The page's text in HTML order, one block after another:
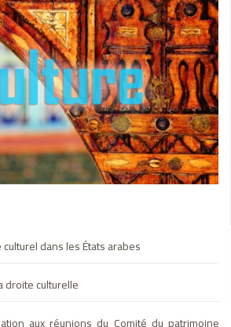
l’éducation et intégrer l’enseignement
des adultes
تحسين جودة أداء الإدارة التربوية رقميًا
dans les États arabes
droite culturelle